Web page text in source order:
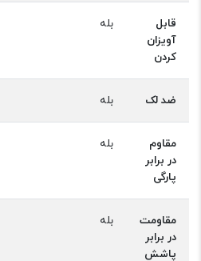
قابل
آویزان
کردن
بله
ضد لک بله
مقاوم
در برابر
پارگی
بله
مقاومت
در برابر
پاشش
بله